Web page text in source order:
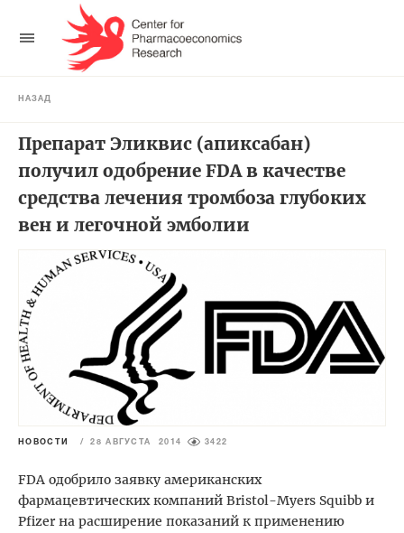
НАЗАД
Препарат Эликвис (апиксабан)
получил одобрение FDA в качестве
средства лечения тромбоза глубоких
вен и легочной эмболии
НОВОСТИ / 28 АВГУСТА 2014 3422
FDA одобрило заявку американских
фармацевтических компаний Bristol-Myers Squibb и
Pfizer на расширение показаний к применению